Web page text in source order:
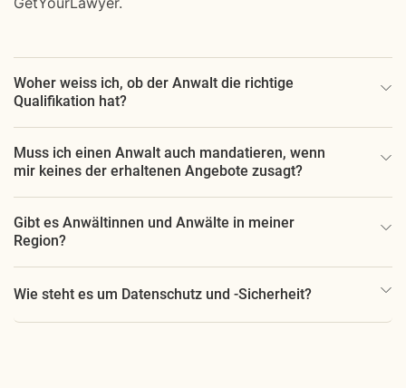
Woher weiss ich, ob der Anwalt die richtige
Qualifikation hat?
Muss ich einen Anwalt auch mandatieren, wenn
mir keines der erhaltenen Angebote zusagt?
Gibt es Anwältinnen und Anwälte in meiner
Region?
Wie steht es um Datenschutz und -Sicherheit?